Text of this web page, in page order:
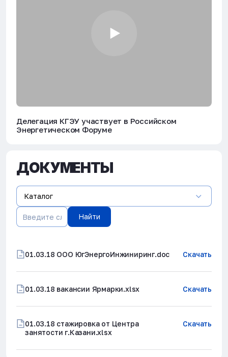
Делегация КГЭУ участвует в Российском
Энергетическом Форуме
ДОКУМЕНТЫ
Каталог
Найти
01.03.18 ООО ЮгЭнергоИнжиниринг.doc Скачать
01.03.18 вакансии Ярмарки.xlsx Скачать
01.03.18 стажировка от Центра
занятости г.Казани.xlsx
Скачать